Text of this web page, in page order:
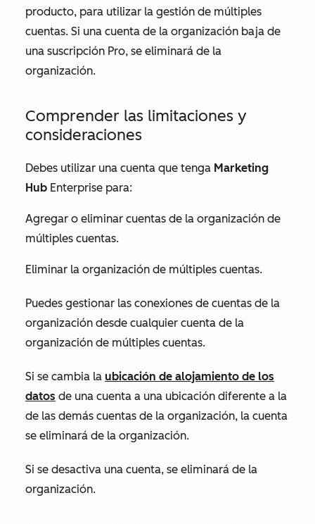
producto, para utilizar la gestión de múltiples
cuentas. Si una cuenta de la organización baja de
una suscripción Pro, se eliminará de la
organización.
Comprender las limitaciones y
consideraciones
Debes utilizar una cuenta que tenga Marketing
Hub Enterprise para:
Agregar o eliminar cuentas de la organización de
múltiples cuentas.
Eliminar la organización de múltiples cuentas.
Puedes gestionar las conexiones de cuentas de la
organización desde cualquier cuenta de la
organización de múltiples cuentas.
Si se cambia la ubicación de alojamiento de los
datos de una cuenta a una ubicación diferente a la
de las demás cuentas de la organización, la cuenta
se eliminará de la organización.
Si se desactiva una cuenta, se eliminará de la
organización.